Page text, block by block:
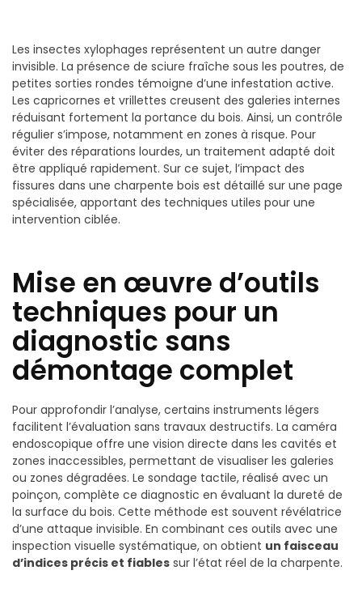
Les insectes xylophages représentent un autre danger
invisible. La présence de sciure fraîche sous les poutres, de
petites sorties rondes témoigne d’une infestation active.
Les capricornes et vrillettes creusent des galeries internes
réduisant fortement la portance du bois. Ainsi, un contrôle
régulier s’impose, notamment en zones à risque. Pour
éviter des réparations lourdes, un traitement adapté doit
être appliqué rapidement. Sur ce sujet, l’impact des
fissures dans une charpente bois est détaillé sur une page
spécialisée, apportant des techniques utiles pour une
intervention ciblée.
Mise en œuvre d’outils
techniques pour un
diagnostic sans
démontage complet
Pour approfondir l’analyse, certains instruments légers
facilitent l’évaluation sans travaux destructifs. La caméra
endoscopique offre une vision directe dans les cavités et
zones inaccessibles, permettant de visualiser les galeries
ou zones dégradées. Le sondage tactile, réalisé avec un
poinçon, complète ce diagnostic en évaluant la dureté de
la surface du bois. Cette méthode est souvent révélatrice
d’une attaque invisible. En combinant ces outils avec une
inspection visuelle systématique, on obtient un faisceau
d’indices précis et fiables sur l’état réel de la charpente.